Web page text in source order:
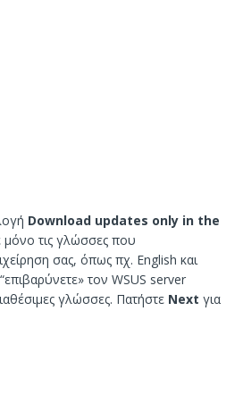
Download updates only in the
μόνο τις γλώσσες που
σας, όπως πχ. English και
τον WSUS server
γλώσσες. Πατήστε Next για